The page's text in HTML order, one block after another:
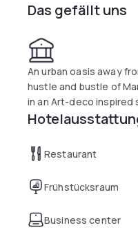
Das gefällt uns
An urban oasis away
hustle and bustle of
in an Art-deco inspired
Restaurant
Frühstücksraum
Business center